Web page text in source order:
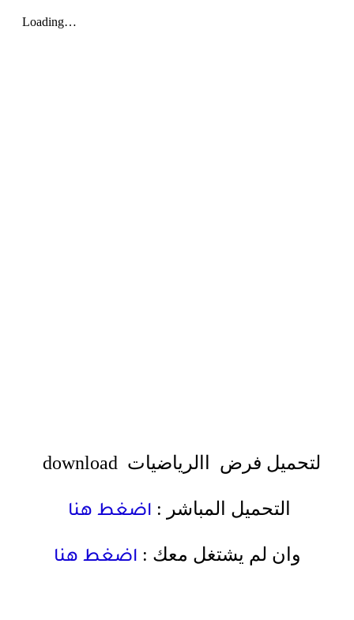
لتحميل فرض االرياضيات download
التحميل المباشر : اضغط هنا
وان لم يشتغل معك : اضغط هنا